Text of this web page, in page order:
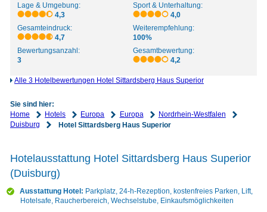
Lage & Umgebung:
4,3
Sport & Unterhaltung:
4,0
Gesamteindruck:
4,7
Weiterempfehlung:
100%
Bewertungsanzahl:
3
Gesamtbewertung:
4,2
Alle 3 Hotelbewertungen Hotel Sittardsberg Haus Superior
Sie sind hier:
Home
Hotels Europa Europa
Nordrhein-Westfalen
Duisburg
Hotel Sittardsberg Haus Superior
Hotelausstattung Hotel Sittardsberg Haus Superior
(Duisburg)
Ausstattung Hotel: Parkplatz, 24-h-Rezeption, kostenfreies Parken, Lift,
Hotelsafe, Raucherbereich, Wechselstube, Einkaufsmöglichkeiten